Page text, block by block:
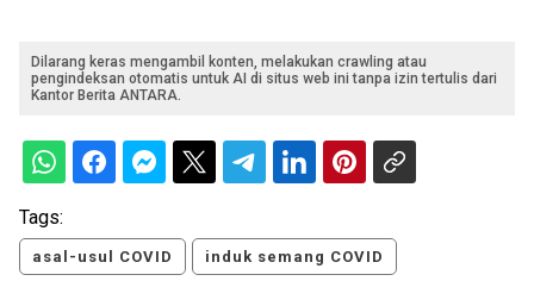
Dilarang keras mengambil konten, melakukan crawling atau
pengindeksan otomatis untuk AI di situs web ini tanpa izin tertulis dari
Kantor Berita ANTARA.
Tags:
asal-usul COVID induk semang COVID